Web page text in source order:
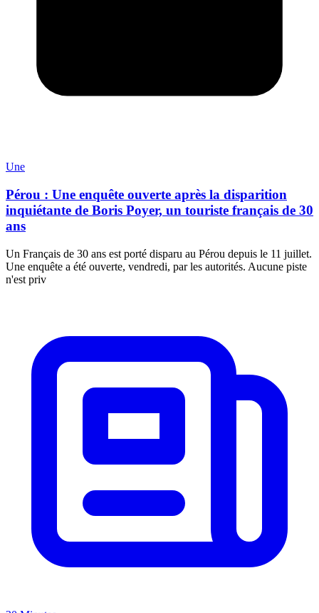
Une
Pérou : Une enquête ouverte après la disparition
inquiétante de Boris Poyer, un touriste français de 30
ans
Un Français de 30 ans est porté disparu au Pérou depuis le 11 juillet.
Une enquête a été ouverte, vendredi, par les autorités. Aucune piste
n'est priv